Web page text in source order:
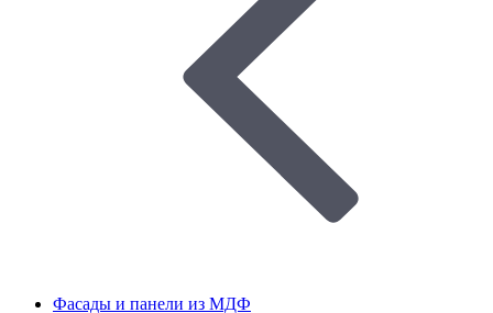
Фасады и панели из МДФ